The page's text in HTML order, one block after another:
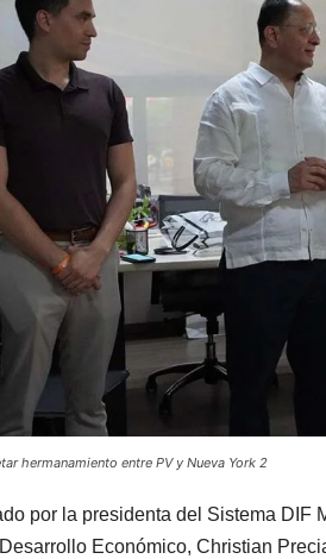
hermanamiento entre PV y Nueva York 2
por la presidenta del Sistema DIF
Económico, Christian